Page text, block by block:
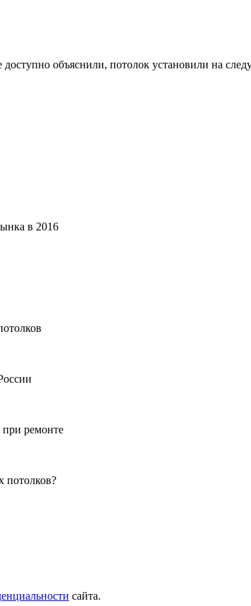
объяснили, потолок установили на
в 2016
при ремонте
потолков?
сайта.